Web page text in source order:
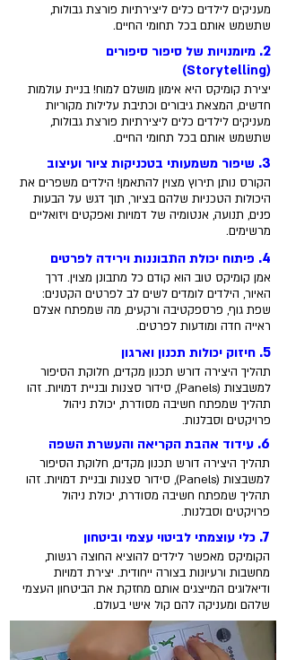
במקום790
₪
חוסכים493
₪ברכישה
היום!
אני רוצה להתחיל לצייר קומיקס
מעניקים לילדים כלים ליצירתיות פורצת גבולות,
שתשמש אותם בכל תחומי החיים.
2. מיומנויות של סיפור סיפורים
(Storytelling)
יצירת קומיקס היא אימון מושלם למוח! בניית עולמות
חדשים, המצאת גיבורים וכתיבת עלילות מקוריות
מעניקים לילדים כלים ליצירתיות פורצת גבולות,
שתשמש אותם בכל תחומי החיים.
3. שיפור משמעותי בטכניקות ציור ועיצוב
הקורס נותן תירוץ מצוין להתאמן! הילדים משפרים את
היכולות הטכניות שלהם בציור, תוך דגש על הבעות
פנים, תנועה, אנטומיה של דמויות ואפקטים ויזואליים
מרשימים.
4. פיתוח יכולת התבוננות וירידה לפרטים
אמן קומיקס טוב הוא קודם כל מתבונן מצוין. דרך
האיור, הילדים לומדים לשים לב לפרטים הקטנים:
שפת גוף, פרספקטיבה ורקעים, מה שמפתח אצלם
ראייה חדה ומודעות לפרטים.
5. חיזוק יכולות תכנון וארגון
תהליך היצירה דורש תכנון מקדים, חלוקת הסיפור
למשבצות (Panels), סידור סצנות ובניית דמויות. זהו
תהליך שמפתח חשיבה מסודרת, יכולת ניהול
פרויקטים וסבלנות.
6. עידוד אהבת הקריאה והעשרת השפה
תהליך היצירה דורש תכנון מקדים, חלוקת הסיפור
למשבצות (Panels), סידור סצנות ובניית דמויות. זהו
תהליך שמפתח חשיבה מסודרת, יכולת ניהול
פרויקטים וסבלנות.
7. כלי עוצמתי לביטוי עצמי וביטחון
הקומיקס מאפשר לילדים להוציא החוצה רגשות,
מחשבות ורעיונות בצורה ייחודית. יצירת דמויות
ודיאלוגים המייצגים אותם מחזקת את הביטחון העצמי
שלהם ומעניקה להם קול אישי בעולם.